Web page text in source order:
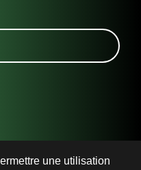
une utilisation